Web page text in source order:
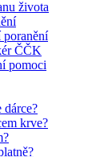
života
poranění
ČČK
pomoci
dárce?
krve?